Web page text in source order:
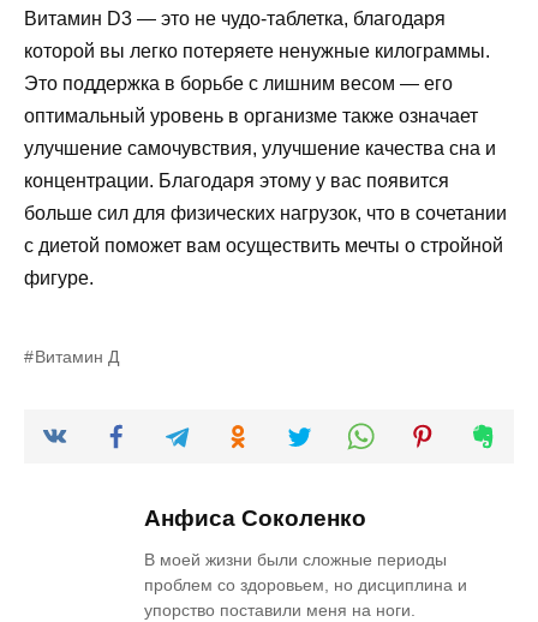
Витамин D3 — это не чудо-таблетка, благодаря
которой вы легко потеряете ненужные килограммы.
Это поддержка в борьбе с лишним весом — его
оптимальный уровень в организме также означает
улучшение самочувствия, улучшение качества сна и
концентрации. Благодаря этому у вас появится
больше сил для физических нагрузок, что в сочетании
с диетой поможет вам осуществить мечты о стройной
фигуре.
Витамин Д
Анфиса Соколенко
В моей жизни были сложные периоды
проблем со здоровьем, но дисциплина и
упорство поставили меня на ноги.